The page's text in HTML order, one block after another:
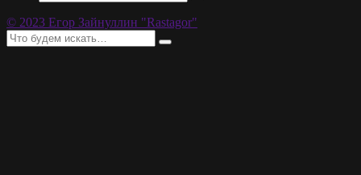
© 2023 Егор Зайнуллин "Rastagor"